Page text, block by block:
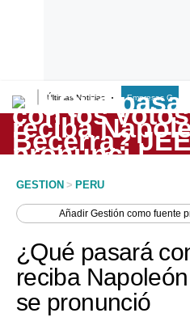
Últimas Noticias Empresas G
Lo último
Peru Quiosco
Economía
Mercados
GESTION > PERU
AñadirGestión como fuente
¿Qué pasará
reciba
se pronunció